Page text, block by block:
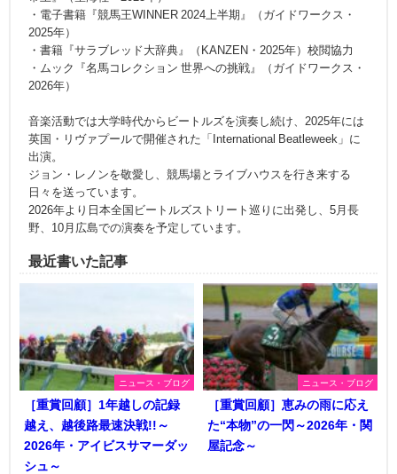
・電子書籍『競馬王WINNER 2024上半期』（ガイドワークス・
2025年）
・書籍『サラブレッド大辞典』（KANZEN・2025年）校閲協力
・ムック『名馬コレクション 世界への挑戦』（ガイドワークス・
2026年）
音楽活動では大学時代からビートルズを演奏し続け、2025年には
英国・リヴァプールで開催された「International Beatleweek」に
出演。
ジョン・レノンを敬愛し、競馬場とライブハウスを行き来する
日々を送っています。
2026年より日本全国ビートルズストリート巡りに出発し、5月長
野、10月広島での演奏を予定しています。
最近書いた記事
ニュース・ブログ
［重賞回顧］1年越しの記録
越え、越後路最速決戦!!～
2026年・アイビスサマーダッ
シュ～
ニュース・ブログ
［重賞回顧］恵みの雨に応え
た“本物”の一閃～2026年・関
屋記念～